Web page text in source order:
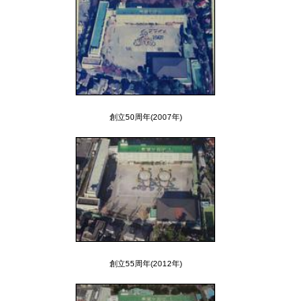
創立50周年(2007年)
創立55周年(2012年)